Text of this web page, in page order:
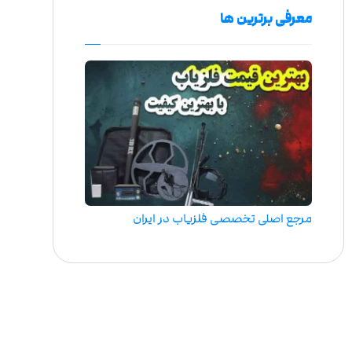
معرفی برترین ها
مرجع اصلی تخصصی فلزیاب در ایران